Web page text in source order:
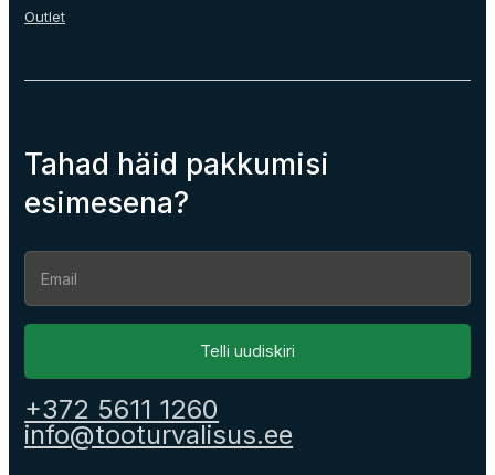
Outlet
Tahad häid pakkumisi
esimesena?
Section
Telli uudiskiri
+372 5611 1260
info@tooturvalisus.ee